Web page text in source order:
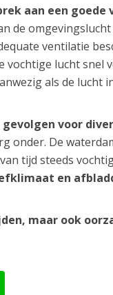
aan een
de
ventilatie
vochtige lucht snel
als de lucht
voor
onder. De
tijd steeds
en
maar ook